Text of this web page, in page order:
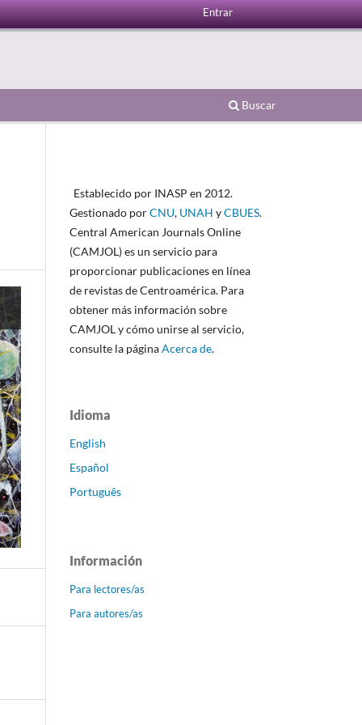
Buscar
Entrar
Establecido por INASP en 2012.
Gestionado porCNU, UNAH yCBUES.
Central American Journals Online
(CAMJOL) es un servicio para
proporcionar publicaciones en línea
de revistas de Centroamérica. Para
obtener más información sobre
CAMJOL y cómo unirse al servicio,
consulte la páginaAcerca de.
Idioma
English
Español
Português
Información
Para lectores/as
Para autores/as